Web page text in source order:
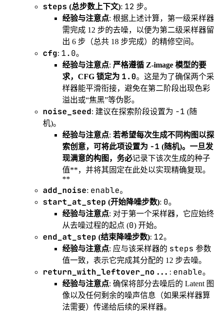
steps (总步数上下文): 12 步。
经验与注意点: 根据上述计算，第一级采样器
需完成 12 步的去噪，以便为第二级采样器留
出 6 步（总共 18 步完成）的精修空间。
cfg: 1.0。
经验与注意点: 严格遵循 Z-image 模型的要
求，CFG 锁定为 1.0。这是为了确保两个采
样器能平滑衔接，避免在第二阶段出现色彩
溢出或“焦黑”等伪影。
noise_seed: 建议在探索阶段设置为 -1 (随
机)。
经验与注意点: 若希望每次生成不同构图以探
索创意，可将此项设置为 -1 (随机)。一旦发
现满意的构图，务必记录下该次生成的种子
值**，并将其固定在此处以实现精确复现。
**
add_noise: enable。
start_at_step (开始降噪步数): 0。
经验与注意点: 对于第一个采样器，它应始终
从去噪过程的起点 (0) 开始。
end_at_step (结束降噪步数): 12。
经验与注意点: 应与该采样器的 steps 参数
值一致，表示它完成其分配的 12 步去噪。
return_with_leftover_no... : enable。
经验与注意点: 确保将部分去噪后的 Latent 图
像以及任何剩余的噪声信息（如果采样器算
法需要）传递给后续的采样器。